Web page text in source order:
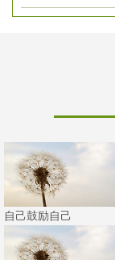
自己鼓励自己